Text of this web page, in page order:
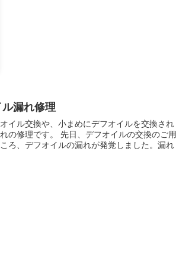
漏れ修理
イル交換や、小まめにデフオイルを交換され
の修理です。 先日、デフオイルの交換のご用
ろ、デフオイルの漏れが発覚しました。漏れ